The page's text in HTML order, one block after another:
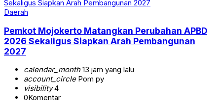
Daerah
Pemkot Mojokerto Matangkan Perubahan APBD
2026 Sekaligus Siapkan Arah Pembangunan
2027
calendar_month13 jam yang lalu
account_circlePom py
visibility4
0Komentar